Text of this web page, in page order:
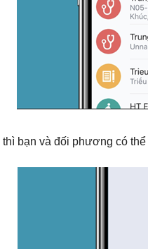
thì bạn và đối phương có